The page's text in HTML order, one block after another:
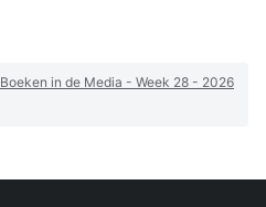
Boeken in de Media - Week 28 - 2026